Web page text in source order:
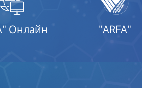
Онлайн "ARFA"